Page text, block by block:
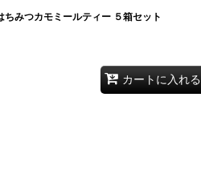
ちみつカモミールティー ５箱セット
カートに入れる